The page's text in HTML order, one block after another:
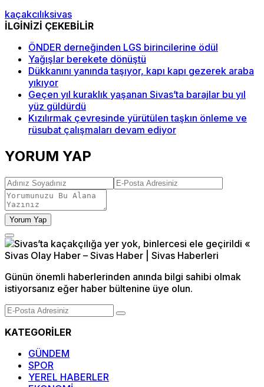
kaçakcılıksivas
İLGİNİZİ ÇEKEBİLİR
ÖNDER derneğinden LGS birincilerine ödül
Yağışlar berekete dönüştü
Dükkanını yanında taşıyor, kapı kapı gezerek araba
yıkıyor
Geçen yıl kuraklık yaşanan Sivas’ta barajlar bu yıl
yüz güldürdü
Kızılırmak çevresinde yürütülen taşkın önleme ve
rüsubat çalışmaları devam ediyor
YORUM YAP
Yorum Yap
Günün önemli haberlerinden anında bilgi sahibi olmak
istiyorsanız eğer haber bültenine üye olun.
KATEGORİLER
GÜNDEM
SPOR
YEREL HABERLER